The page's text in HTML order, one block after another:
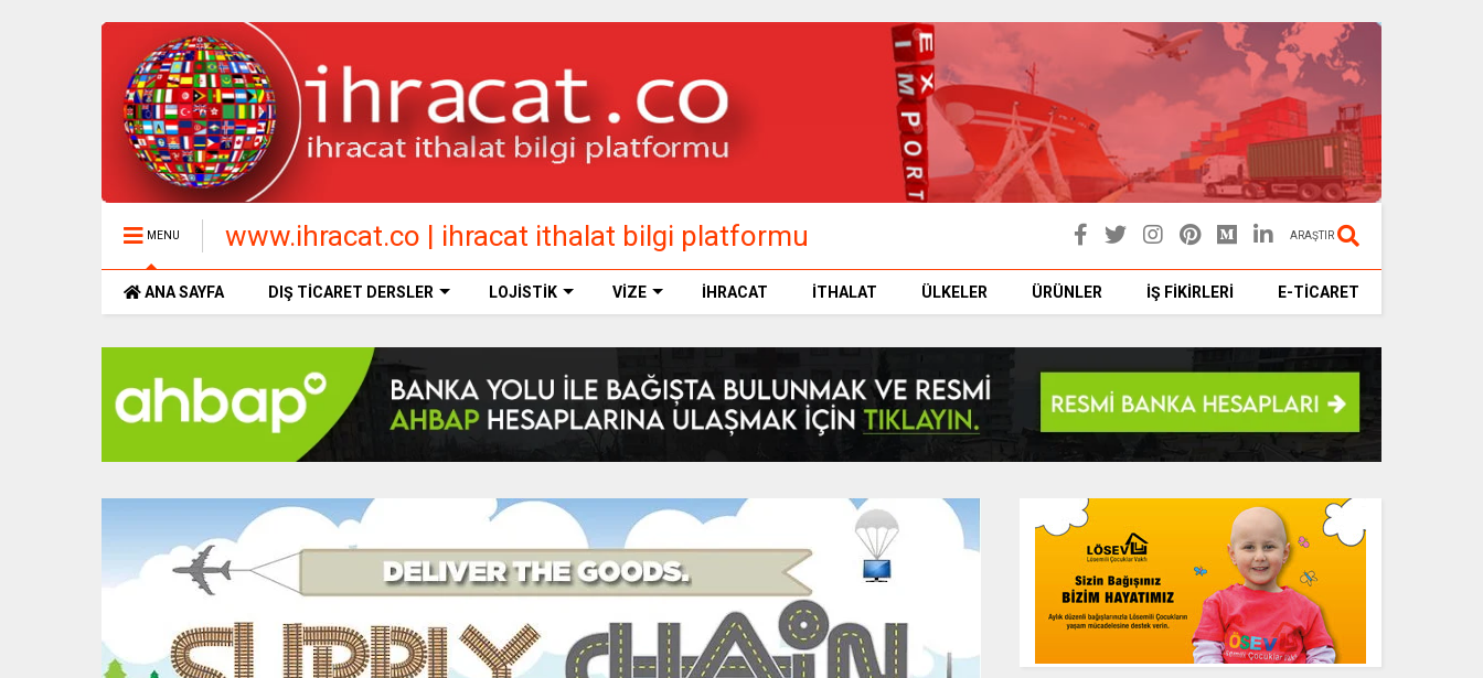
MENU www.ihracat.co | ihracat ithalat bilgi platformu ARAŞTIR
ANA SAYFA DIŞ TİCARET DERSLER LOJİSTİK VİZE İHRACAT İTHALAT ÜLKELER ÜRÜNLER İŞ FİKİRLERİ E-TİCARET